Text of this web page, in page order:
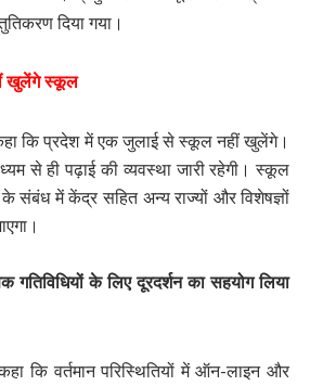
दिया गया।
खुलेंगे स्कूल
कि प्रदेश में एक जुलाई से स्कूल नहीं खुलेंगे।
से ही पढ़ाई की व्यवस्था जारी रहेगी। स्कूल
संबंध में केंद्र सहित अन्य राज्यों और विशेषज्ञों
गतिविधियों के लिए दूरदर्शन का सहयोग लिया
कि वर्तमान परिस्थितियों में ऑन-लाइन और